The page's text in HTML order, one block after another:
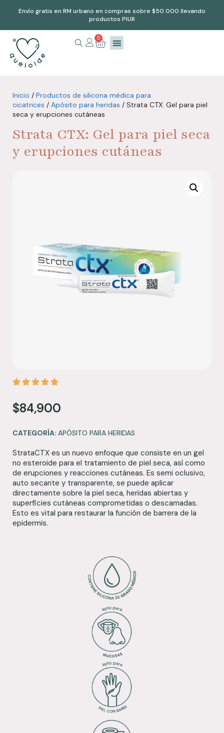
Envío gratis en RM urbano en compras sobre $50.000 llevando
productos PIUR
0
Inicio / Productos de silicona médica para
cicatrices / Apósito para heridas / Strata CTX: Gel para piel
seca y erupciones cutáneas
Strata CTX: Gel para piel seca
y erupciones cutáneas
$84,900
CATEGORÍA: APÓSITO PARA HERIDAS
StrataCTX es un nuevo enfoque que consiste en un gel
no esteroide para el tratamiento de piel seca, así como
de erupciones y reacciones cutáneas. Es semi oclusivo,
auto secante y transparente, se puede aplicar
directamente sobre la piel seca, heridas abiertas y
superficies cutáneas comprometidas o descamadas.
Esto es vital para restaurar la función de barrera de la
epidermis.